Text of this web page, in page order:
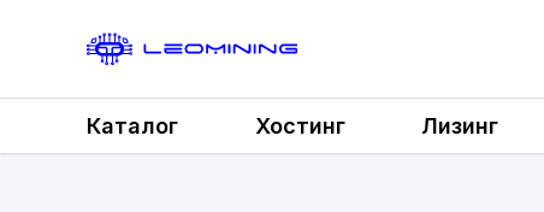
Каталог Хостинг Лизинг